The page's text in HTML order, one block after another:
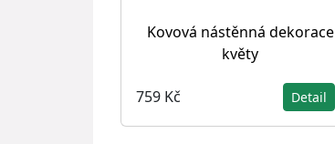
Kovová nástěnná dekorace
květy
759 Kč Detail